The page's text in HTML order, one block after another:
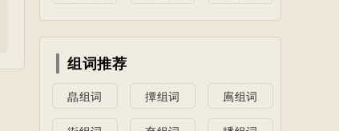
组词推荐
皛组词 撢组词 鳸组词